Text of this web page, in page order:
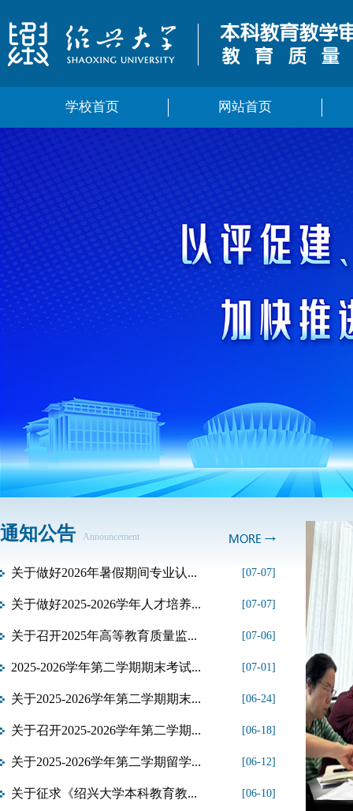
学校首页 网站首页
通知公告 Announcement
关于做好2026年暑假期间专业认... [07-07]
关于做好2025-2026学年人才培养... [07-07]
关于召开2025年高等教育质量监... [07-06]
2025-2026学年第二学期期末考试... [07-01]
关于2025-2026学年第二学期期末... [06-24]
关于召开2025-2026学年第二学期... [06-18]
关于2025-2026学年第二学期留学... [06-12]
关于征求《绍兴大学本科教育教... [06-10]